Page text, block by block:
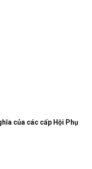
của các cấp Hội Phụ